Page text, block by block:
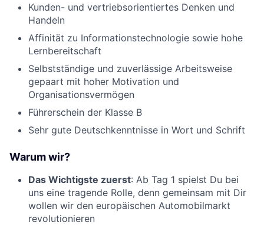
Kunden- und vertriebsorientiertes Denken und
Handeln
Affinität zu Informationstechnologie sowie hohe
Lernbereitschaft
Selbstständige und zuverlässige Arbeitsweise
gepaart mit hoher Motivation und
Organisationsvermögen
Führerschein der Klasse B
Sehr gute Deutschkenntnisse in Wort und Schrift
Warum wir?
Das Wichtigste zuerst: Ab Tag 1 spielst Du bei
uns eine tragende Rolle, denn gemeinsam mit Dir
wollen wir den europäischen Automobilmarkt
revolutionieren